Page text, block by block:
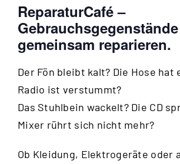
ReparaturCafé –
gemeinsam reparieren.
Der Fön bleibt kalt? Die Hose hat
Radio ist verstummt?
Das Stuhlbein wackelt? Die CD
Mixer rührt sich nicht mehr?
Ob Kleidung, Elektrogeräte oder